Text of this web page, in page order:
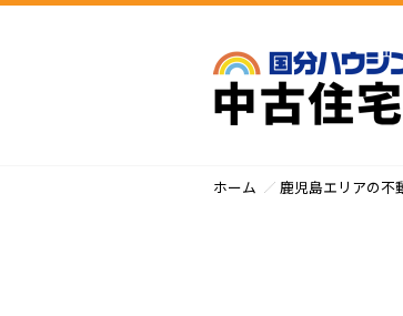
ホーム 鹿児島エリアの不